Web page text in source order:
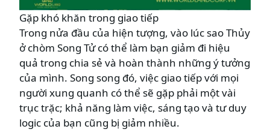
Gặp khó khăn trong giao tiếp
Trong nửa đầu của hiện tượng, vào lúc sao Thủy
ở chòm Song Tử có thể làm bạn giảm đi hiệu
quả trong chia sẻ và hoàn thành những ý tưởng
của mình. Song song đó, việc giao tiếp với mọi
người xung quanh có thể sẽ gặp phải một vài
trục trặc; khả năng làm việc, sáng tạo và tư duy
logic của bạn cũng bị giảm nhiều.